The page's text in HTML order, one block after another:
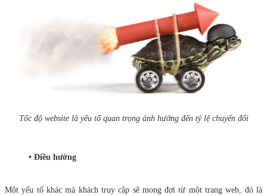
Tốc độ website là yếu tố quan trọng ảnh hưởng đến tỷ lệ chuyển đổi
• Điều hướng
Một yếu tố khác mà khách truy cập sẽ mong đợi từ một trang web, đó là